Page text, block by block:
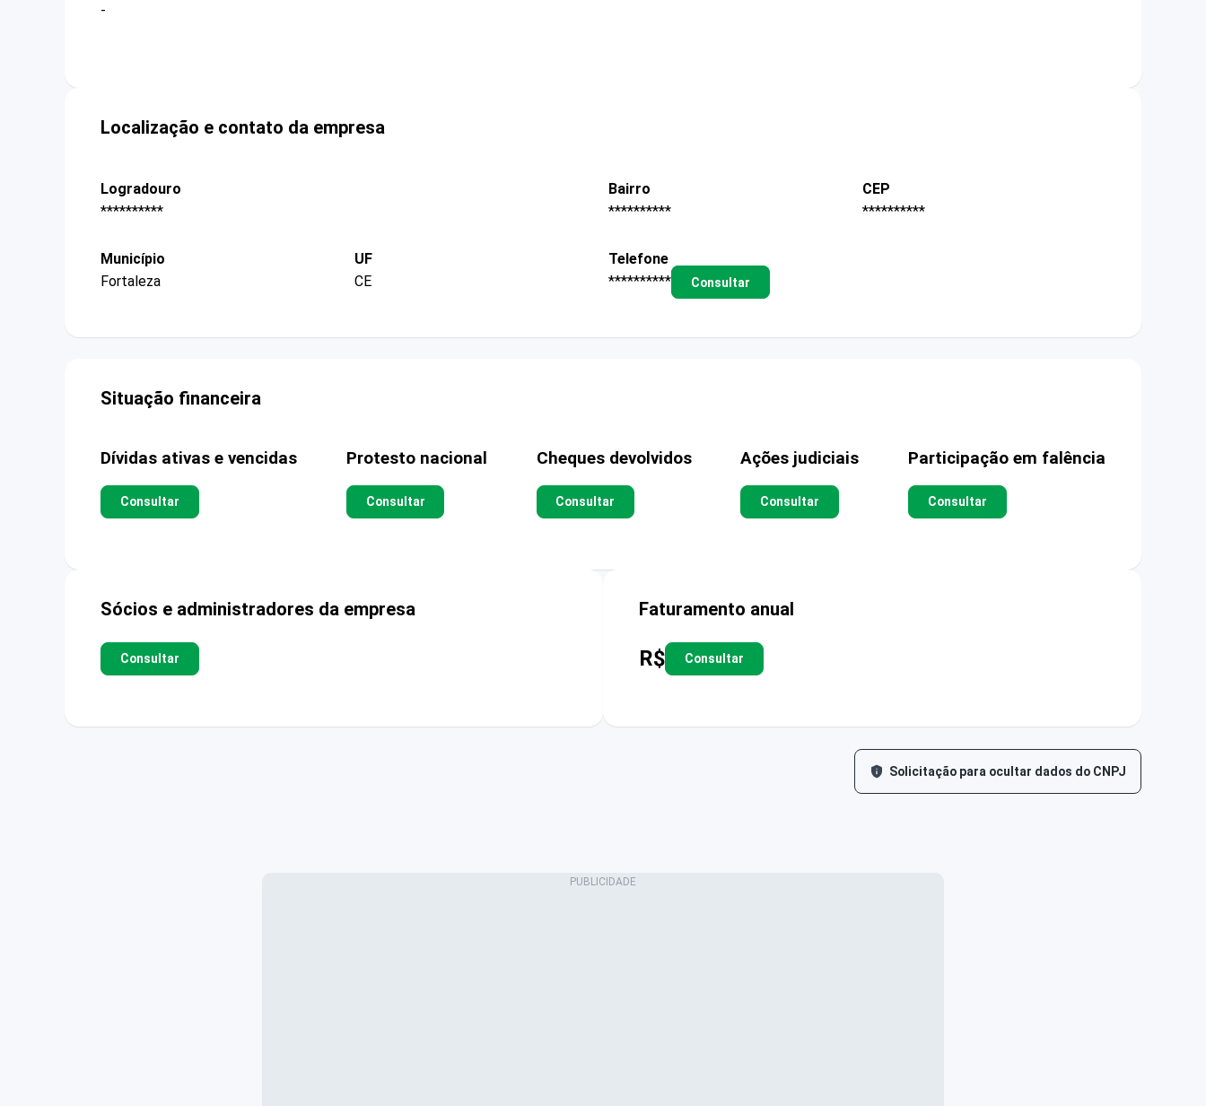
-
Localização e contato da empresa
Logradouro
**********
Bairro
**********
CEP
**********
Município
Fortaleza
UF
CE
Telefone
**********
Consultar
Situação financeira
Dívidas ativas e vencidas
Consultar
Protesto nacional
Consultar
Cheques devolvidos
Consultar
Ações judiciais
Consultar
Participação em falência
Consultar
Sócios e administradores da empresa
Consultar
Faturamento anual
R$ Consultar
Solicitação para ocultar dados do CNPJ